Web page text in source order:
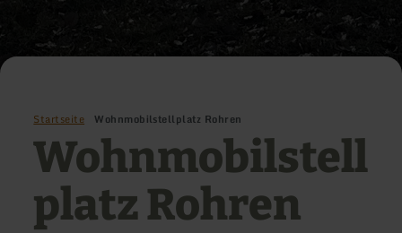
Startseite Wohnmobilstellplatz Rohren
Wohnmobilstell
platz Rohren